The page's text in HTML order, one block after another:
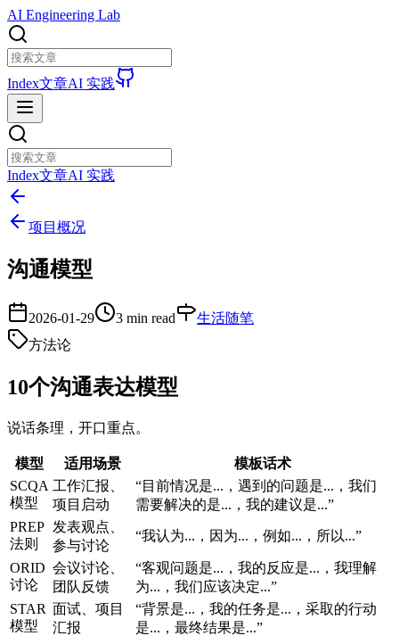
AI Engineering Lab
Index文章AI 实践
Index文章AI 实践
项目概况
沟通模型
2026-01-29 3 min read
生活随笔
方法论
10个沟通表达模型
说话条理，开口重点。
模型 适用场景
模板话术
SCQA
模型
工作汇报、
项目启动
“目前情况是...，遇到的问题是...，我们
需要解决的是...，我的建议是...”
PREP
法则
发表观点、
参与讨论
“我认为...，因为...，例如...，所以...”
ORID
讨论
会议讨论、
团队反馈
“客观问题是...，我的反应是...，我理解
为...，我们应该决定...”
STAR
模型
面试、项目
汇报
“背景是...，我的任务是...，采取的行动
是...，最终结果是...”